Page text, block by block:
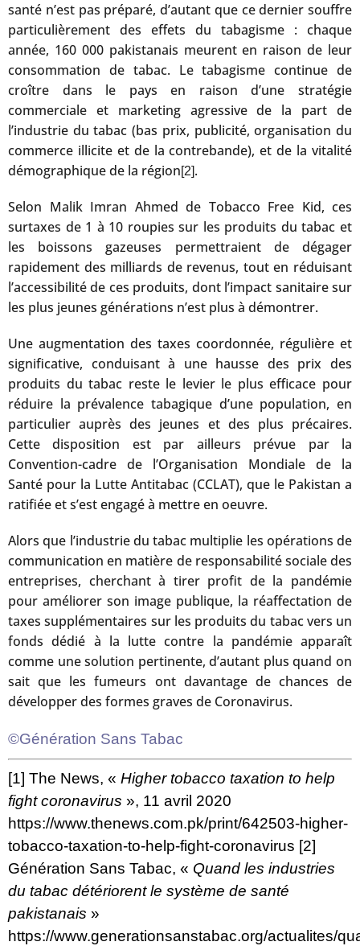
santé n’est pas préparé, d’autant que ce dernier souffre
particulièrement des effets du tabagisme : chaque
année, 160 000 pakistanais meurent en raison de leur
consommation de tabac. Le tabagisme continue de
croître dans le pays en raison d’une stratégie
commerciale et marketing agressive de la part de
l’industrie du tabac (bas prix, publicité, organisation du
commerce illicite et de la contrebande), et de la vitalité
démographique de la région[2].
Selon Malik Imran Ahmed de Tobacco Free Kid, ces
surtaxes de 1 à 10 roupies sur les produits du tabac et
les boissons gazeuses permettraient de dégager
rapidement des milliards de revenus, tout en réduisant
l’accessibilité de ces produits, dont l’impact sanitaire sur
les plus jeunes générations n’est plus à démontrer.
Une augmentation des taxes coordonnée, régulière et
significative, conduisant à une hausse des prix des
produits du tabac reste le levier le plus efficace pour
réduire la prévalence tabagique d’une population, en
particulier auprès des jeunes et des plus précaires.
Cette disposition est par ailleurs prévue par la
Convention-cadre de l’Organisation Mondiale de la
Santé pour la Lutte Antitabac (CCLAT), que le Pakistan a
ratifiée et s’est engagé à mettre en oeuvre.
Alors que l’industrie du tabac multiplie les opérations de
communication en matière de responsabilité sociale des
entreprises, cherchant à tirer profit de la pandémie
pour améliorer son image publique, la réaffectation de
taxes supplémentaires sur les produits du tabac vers un
fonds dédié à la lutte contre la pandémie apparaît
comme une solution pertinente, d’autant plus quand on
sait que les fumeurs ont davantage de chances de
développer des formes graves de Coronavirus.
©Génération Sans Tabac
[1] The News, « Higher tobacco taxation to help
fight coronavirus », 11 avril 2020
https://www.thenews.com.pk/print/642503-higher-
tobacco-taxation-to-help-fight-coronavirus [2]
Génération Sans Tabac, « Quand les industries
du tabac détériorent le système de santé
pakistanais »
https://www.generationsanstabac.org/actualites/